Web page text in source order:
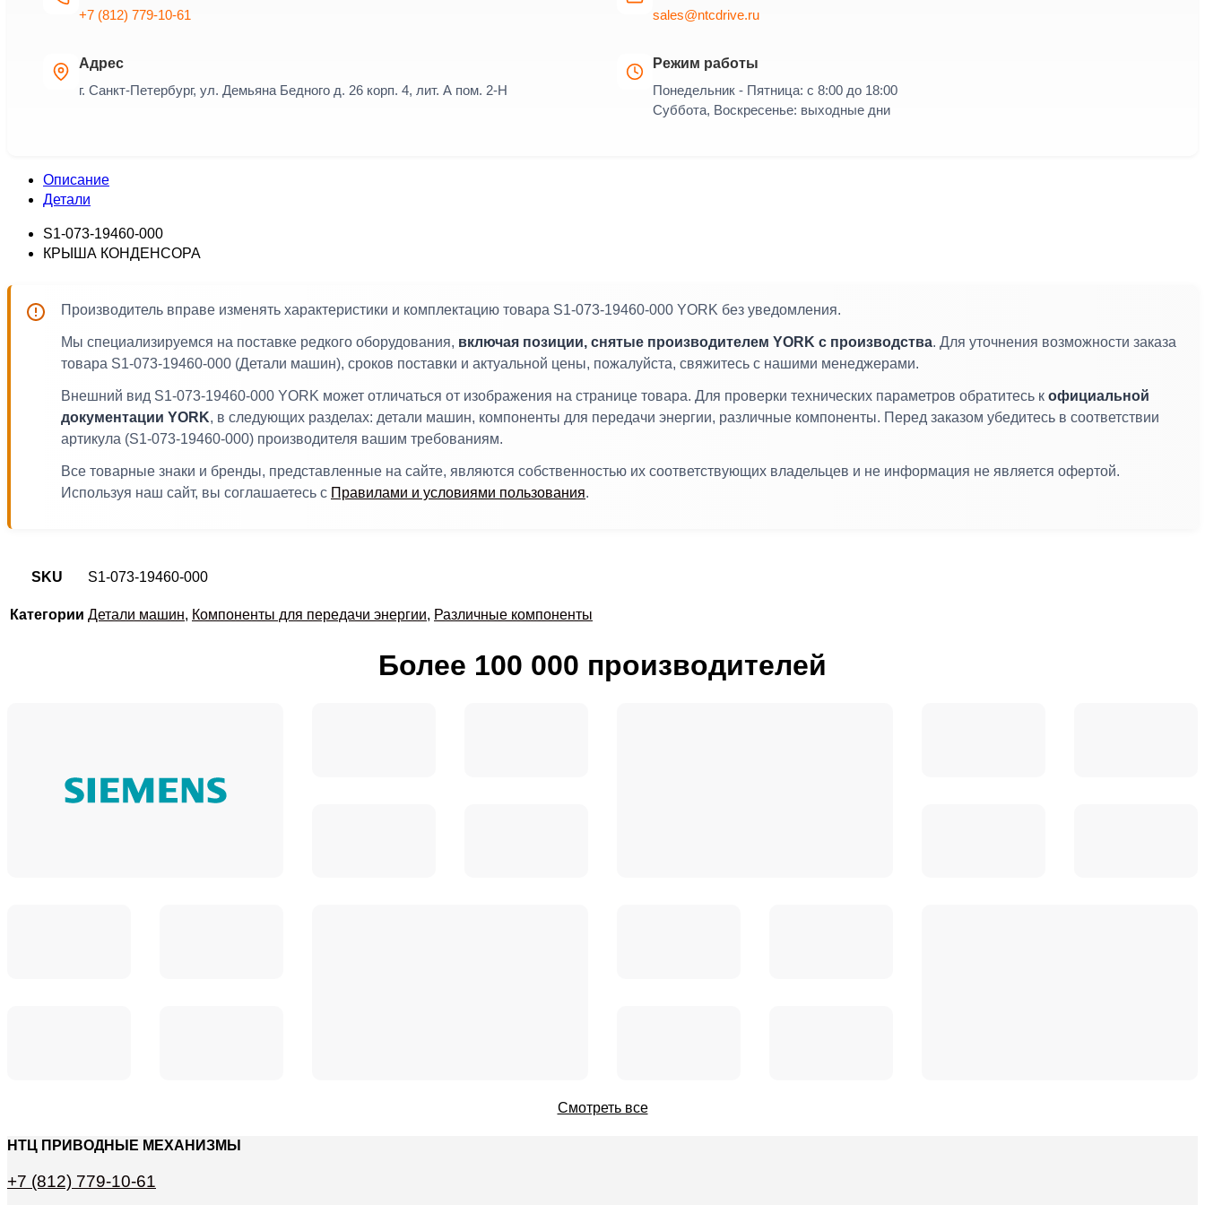
+7 (812) 779-10-61
sales@ntcdrive.ru
Адрес
г. Санкт-Петербург, ул. Демьяна Бедного д. 26 корп. 4, лит. А пом. 2-Н
Режим работы
Понедельник - Пятница: с 8:00 до 18:00
Суббота, Воскресенье: выходные дни
Описание
Детали
S1-073-19460-000
КРЫША КОНДЕНСОРА
Производитель вправе изменять характеристики и комплектацию товара S1-073-19460-000 YORK без уведомления.
Мы специализируемся на поставке редкого оборудования, включая позиции, снятые производителем YORK с производства. Для уточнения возможности заказа
товара S1-073-19460-000 (Детали машин), сроков поставки и актуальной цены, пожалуйста, свяжитесь с нашими менеджерами.
Внешний вид S1-073-19460-000 YORK может отличаться от изображения на странице товара. Для проверки технических параметров обратитесь к официальной
документации YORK, в следующих разделах: детали машин, компоненты для передачи энергии, различные компоненты. Перед заказом убедитесь в соответствии
артикула (S1-073-19460-000) производителя вашим требованиям.
Все товарные знаки и бренды, представленные на сайте, являются собственностью их соответствующих владельцев и не информация не является офертой.
Используя наш сайт, вы соглашаетесь с Правилами и условиями пользования.
SKU S1-073-19460-000
Категории Детали машин, Компоненты для передачи энергии, Различные компоненты
Более 100 000 производителей
Смотреть все
НТЦ ПРИВОДНЫЕ МЕХАНИЗМЫ
+7 (812) 779-10-61